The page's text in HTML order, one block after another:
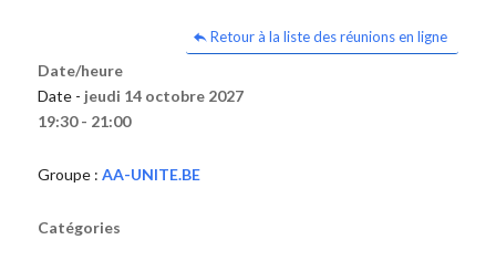
Retour à la liste des réunions en ligne
Date/heure
Date - jeudi 14 octobre 2027
19:30 - 21:00
Groupe : AA-UNITE.BE
Catégories